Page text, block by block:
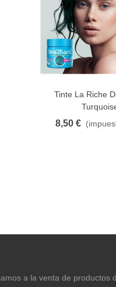
FAVORITO
Tinte La Riche
8,50 €
a la venta de productos